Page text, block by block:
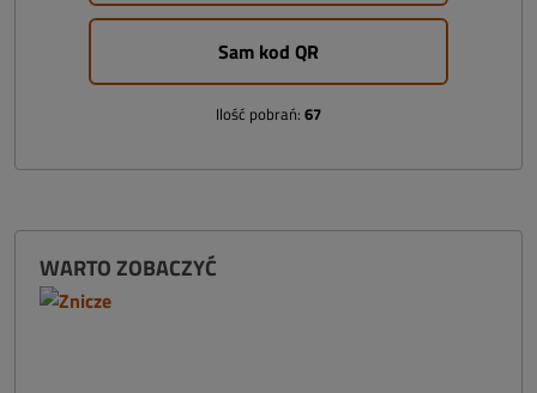
Sam kod QR
Ilość pobrań: 67
WARTO ZOBACZYĆ